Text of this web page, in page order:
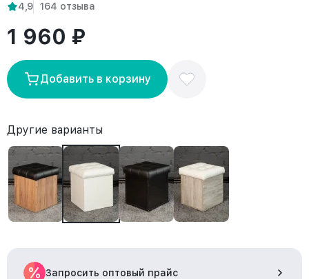
4,9 164 отзыва
1 960 ₽
Добавить в корзину
Другие варианты
Запросить оптовый прайс